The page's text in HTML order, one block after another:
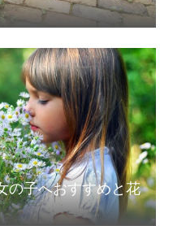
子へおすすめと花